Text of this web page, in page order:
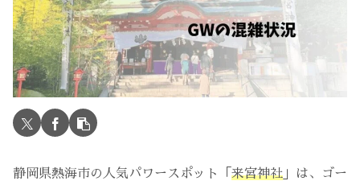
静岡県熱海市の人気パワースポット「 来宮神社 」は、ゴー